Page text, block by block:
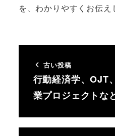
を、わかりやすくお伝え
古い投稿
行動経済学、OJT
業プロジェクトな